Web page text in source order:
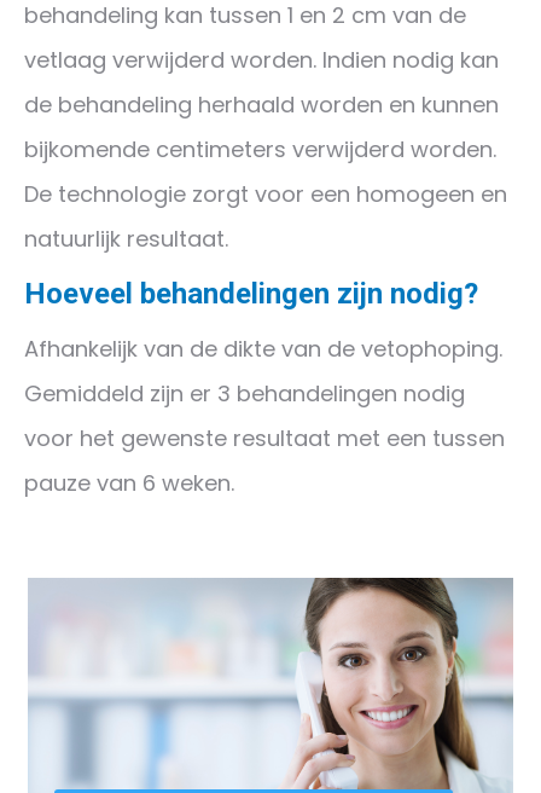
behandeling kan tussen 1 en 2 cm van de
vetlaag verwijderd worden. Indien nodig kan
de behandeling herhaald worden en kunnen
bijkomende centimeters verwijderd worden.
De technologie zorgt voor een homogeen en
natuurlijk resultaat.
Hoeveel behandelingen zijn nodig?
Afhankelijk van de dikte van de vetophoping.
Gemiddeld zijn er 3 behandelingen nodig
voor het gewenste resultaat met een tussen
pauze van 6 weken.